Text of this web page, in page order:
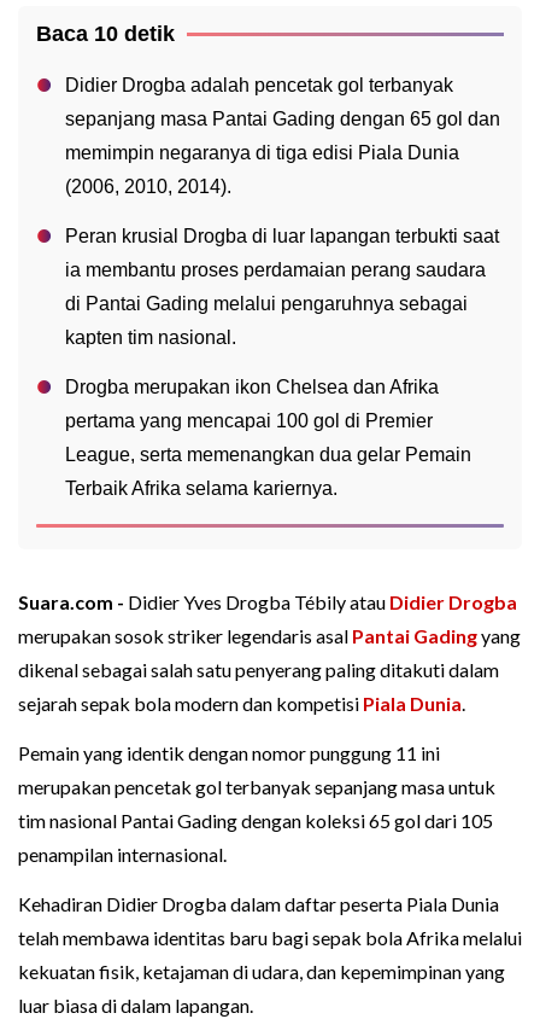
Baca 10 detik
Didier Drogba adalah pencetak gol terbanyak
sepanjang masa Pantai Gading dengan 65 gol dan
memimpin negaranya di tiga edisi Piala Dunia
(2006, 2010, 2014).
Peran krusial Drogba di luar lapangan terbukti saat
ia membantu proses perdamaian perang saudara
di Pantai Gading melalui pengaruhnya sebagai
kapten tim nasional.
Drogba merupakan ikon Chelsea dan Afrika
pertama yang mencapai 100 gol di Premier
League, serta memenangkan dua gelar Pemain
Terbaik Afrika selama kariernya.
Suara.com - Didier Yves Drogba Tébily atau Didier Drogba
merupakan sosok striker legendaris asal Pantai Gadingyang
dikenal sebagai salah satu penyerang paling ditakuti dalam
sejarah sepak bola modern dan kompetisi Piala Dunia.
Pemain yang identik dengan nomor punggung 11 ini
merupakan pencetak gol terbanyak sepanjang masa untuk
tim nasional Pantai Gading dengan koleksi 65 gol dari 105
penampilan internasional.
Kehadiran Didier Drogba dalam daftar peserta Piala Dunia
telah membawa identitas baru bagi sepak bola Afrika melalui
kekuatan fisik, ketajaman di udara, dan kepemimpinan yang
luar biasa di dalam lapangan.